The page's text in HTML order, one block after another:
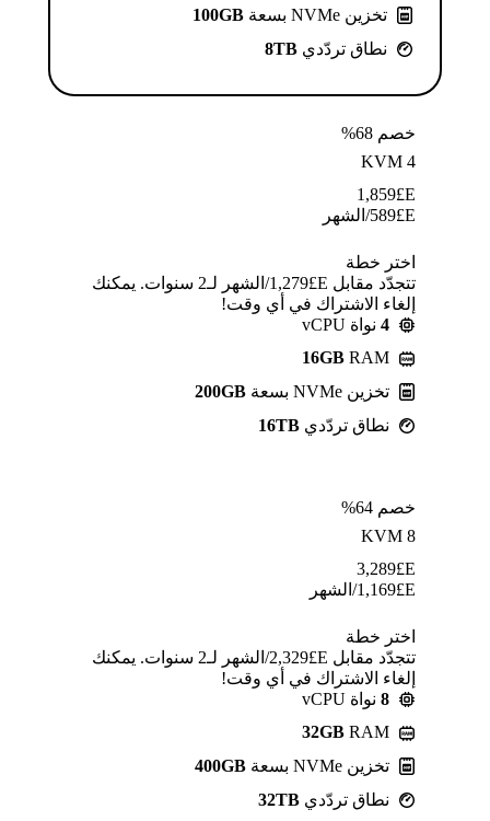
تخزين NVMe بسعة
100GB
نطاق تردّدي 8TB
خصم 68%
KVM 4
E£
1,859
E£
589/الشهر
اختر خطة
تتجدّد مقابل E£⁦1,279⁩/الشهر لـ2 سنوات. يمكنك
إلغاء الاشتراك في أي وقت!
4 نواة vCPU
16GB RAM
تخزين NVMe بسعة
200GB
نطاق تردّدي 16TB
خصم 64%
KVM 8
E£
3,289
E£
1,169/الشهر
اختر خطة
تتجدّد مقابل E£⁦2,329⁩/الشهر لـ2 سنوات. يمكنك
إلغاء الاشتراك في أي وقت!
8 نواة vCPU
32GB RAM
تخزين NVMe بسعة
400GB
نطاق تردّدي 32TB